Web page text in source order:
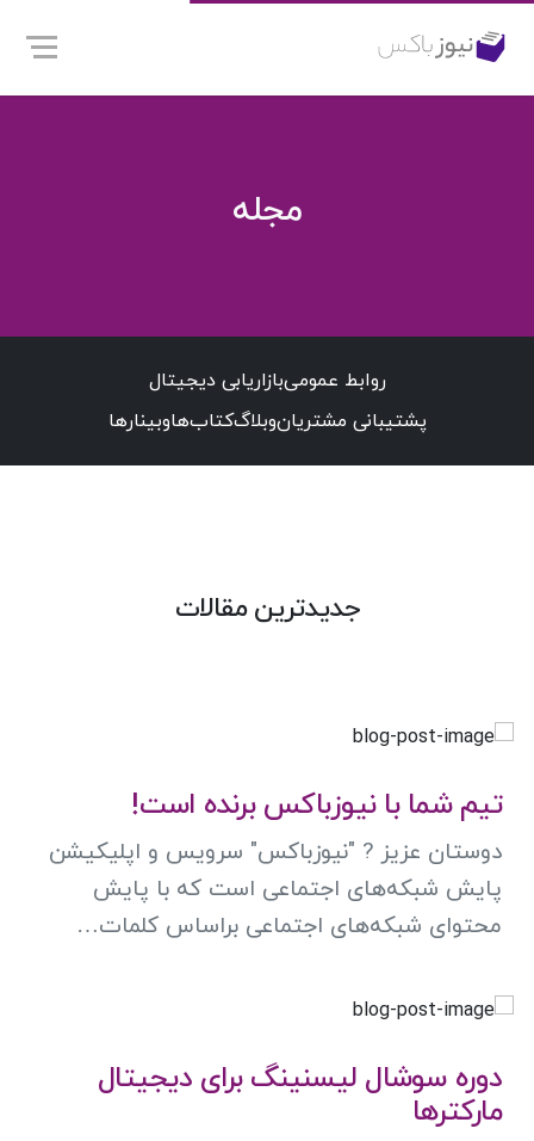
مجله
روابط عمومیبازاریابی دیجیتال
پشتیبانی مشتریانوبلاگکتاب‌هاوبینارها
جدیدترین مقالات
تیم شما با نیوزباکس برنده است!
دوستان عزیز ? "نیوزباکس" سرویس و اپلیکیشن
پایش شبکه‌های اجتماعی است که با پایش
محتوای شبکه‌های اجتماعی براساس کلمات…
دوره سوشال لیسنینگ برای دیجیتال
مارکترها